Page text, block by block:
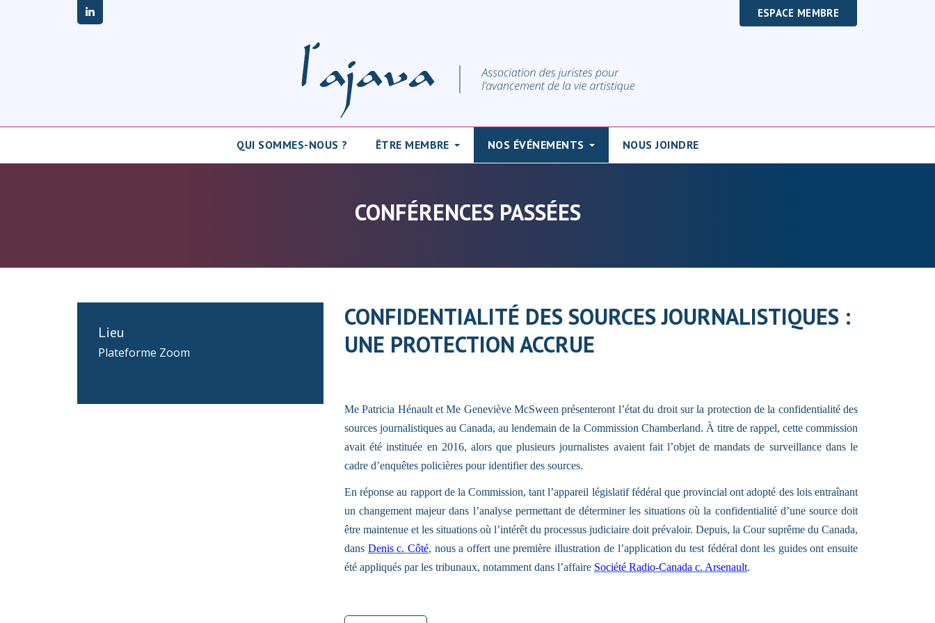
linkedin ESPACE MEMBRE
QUI SOMMES-NOUS ? ÊTRE MEMBRE NOS ÉVÉNEMENTS NOUS JOINDRE
CONFÉRENCES PASSÉES
Lieu
Plateforme Zoom
CONFIDENTIALITÉ DES SOURCES JOURNALISTIQUES :
UNE PROTECTION ACCRUE
Me Patricia Hénault et Me Geneviève McSween présenteront l’état du droit sur la protection de la confidentialité des
sources journalistiques au Canada, au lendemain de la Commission Chamberland. À titre de rappel, cette commission
avait été instituée en 2016, alors que plusieurs journalistes avaient fait l’objet de mandats de surveillance dans le
cadre d’enquêtes policières pour identifier des sources.
En réponse au rapport de la Commission, tant l’appareil législatif fédéral que provincial ont adopté des lois entraînant
un changement majeur dans l’analyse permettant de déterminer les situations où la confidentialité d’une source doit
être maintenue et les situations où l’intérêt du processus judiciaire doit prévaloir. Depuis, la Cour suprême du Canada,
dans Denis c. Côté, nous a offert une première illustration de l’application du test fédéral dont les guides ont ensuite
été appliqués par les tribunaux, notamment dans l’affaire Société Radio-Canada c. Arsenault.